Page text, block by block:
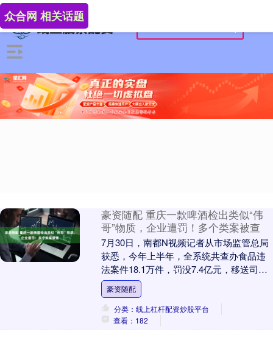
众合网 相关话题
豪资随配 重庆一款啤酒检出类似“伟
哥”物质，企业遭罚！多个类案被查
7月30日，南都N视频记者从市场监管总局
获悉，今年上半年，全系统共查办食品违
法案件18.1万件，罚没7.4亿元，移送司法
机关653件。其中，市场监管总局通报了
一....
豪资随配
分类：线上杠杆配资炒股平台
查看：182